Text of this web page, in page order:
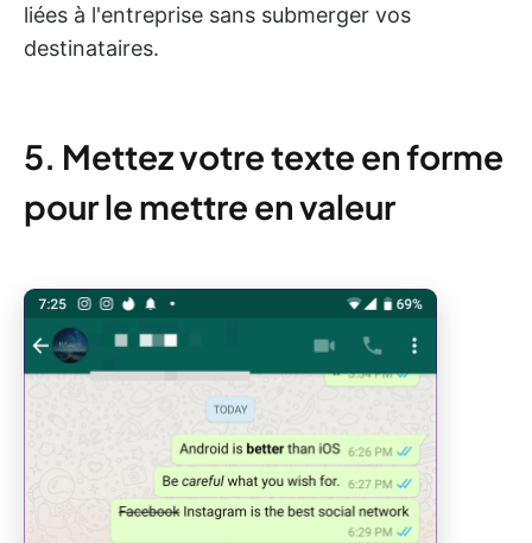
liées à l'entreprise sans submerger vos
destinataires.
5. Mettez votre texte en forme
pour le mettre en valeur